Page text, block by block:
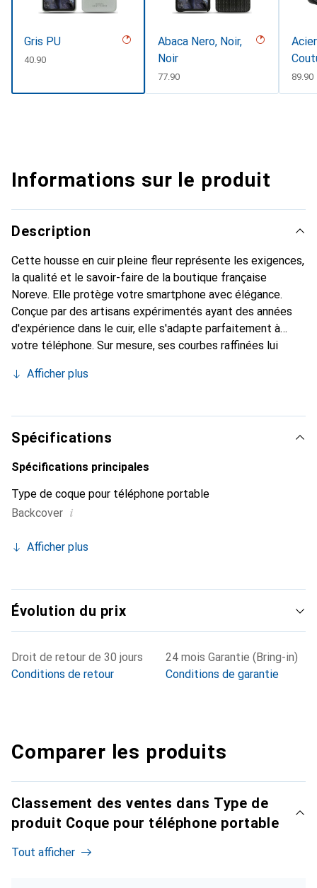
Gris PU
CHF
40.90
Abaca Nero, Noir,
Noir
CHF
77.90 CHF
89.90
Informations sur le produit
Description
Cette housse en cuir pleine fleur représente les exigences,
la qualité et le savoir-faire de la boutique française
Noreve. Elle protège votre smartphone avec élégance.
Conçue par des artisans expérimentés ayant des années
d'expérience dans le cuir, elle s'adapte parfaitement à
votre téléphone. Sur mesure, ses courbes raffinées lui
l'accessoire chic et indispensable pour votre smartphone.
haute qualité, la marque Noreve est un choix fiable pour
une clientèle exigeante.
Afficher plus
Spécifications
Spécifications principales
Type de coque pour téléphone portable
Backcover i
Afficher plus
Évolution du prix
Droit de retour de 30 jours
Conditions de retour
24 mois Garantie (Bring-in)
Conditions de garantie
Comparer les produits
Classement des ventes dans Type de
produit Coque pour téléphone portable
Tout afficher